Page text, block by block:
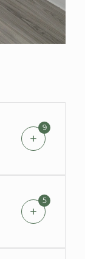
9
5